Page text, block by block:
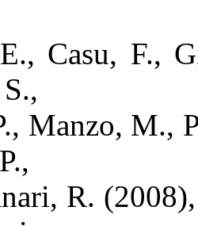
Casu, F.,
Manzo, M.,
R.